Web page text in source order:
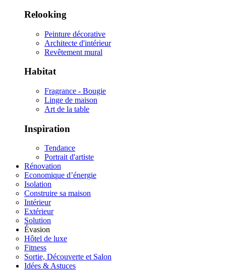
Relooking
Peinture décorative
Architecte d'intérieur
Revêtement mural
Habitat
Fragrance - Bougie
Linge de maison
Art de la table
Inspiration
Tendance
Portrait d'artiste
Rénovation
Economique d’énergie
Isolation
Construire sa maison
Intérieur
Extérieur
Solution
Évasion
Hôtel de luxe
Fitness
Sortie, Découverte et Salon
Idées & Astuces